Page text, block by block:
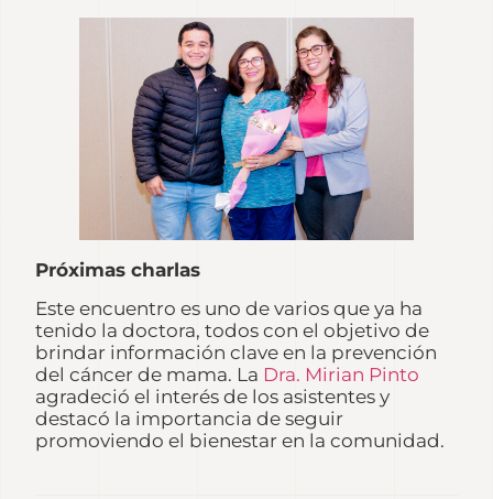
Próximas charlas
Este encuentro es uno de varios que ya ha
tenido la doctora, todos con el objetivo de
brindar información clave en la prevención
del cáncer de mama. La Dra. Mirian Pinto
agradeció el interés de los asistentes y
destacó la importancia de seguir
promoviendo el bienestar en la comunidad.